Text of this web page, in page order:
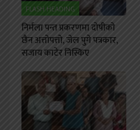
FLASH HEADING
निर्मला पन्त प्रकरणमा दोषीको
छैन अत्तोपत्तो, जेल पुगे पत्रकार,
सजाय काटेर निस्किए